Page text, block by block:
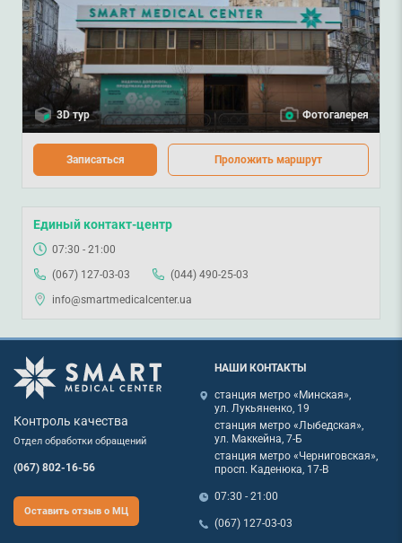
3D тур Фотогалерея
Записаться Проложить маршрут
Единый контакт-центр
07:30 - 21:00
(067) 127-03-03
(044) 490-25-03
info@smartmedicalcenter.ua
Контроль качества
Отдел обработки обращений
(067) 802-16-56
Оставить отзыв о МЦ
НАШИ КОНТАКТЫ
станция метро «Минская»,
ул. Лукьяненко, 19
станция метро «Лыбедская»,
ул. Маккейна, 7-Б
станция метро «Черниговская»,
просп. Каденюка, 17-В
07:30 - 21:00
(067) 127-03-03